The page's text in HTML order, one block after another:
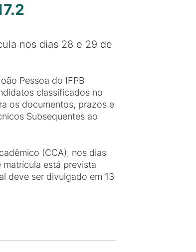
nos dias 28 e 29 de
Pessoa do IFPB
classificados no
os documentos, prazos e
Subsequentes ao
(CCA), nos dias
está prevista
deve ser divulgado em 13